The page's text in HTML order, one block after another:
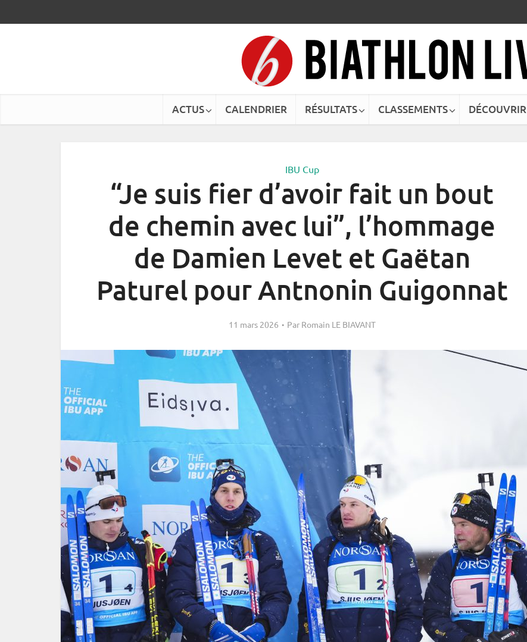
ACTUS CALENDRIER RÉSULTATS CLASSEMENTS DÉCOUVRIR
IBU Cup
“Je suis fier d’avoir fait un bout
de chemin avec lui”, l’hommage
de Damien Levet et Gaëtan
Paturel pour Antnonin Guigonnat
11 mars 2026 Par Romain LE BIAVANT